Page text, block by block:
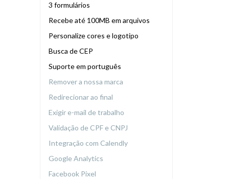
3 formulários
Recebe até 100MB em arquivos
Personalize cores e logotipo
Busca de CEP
Suporte em português
Remover a nossa marca
Redirecionar ao final
Exigir e-mail de trabalho
Validação de CPF e CNPJ
Integração com Calendly
Google Analytics
Facebook Pixel